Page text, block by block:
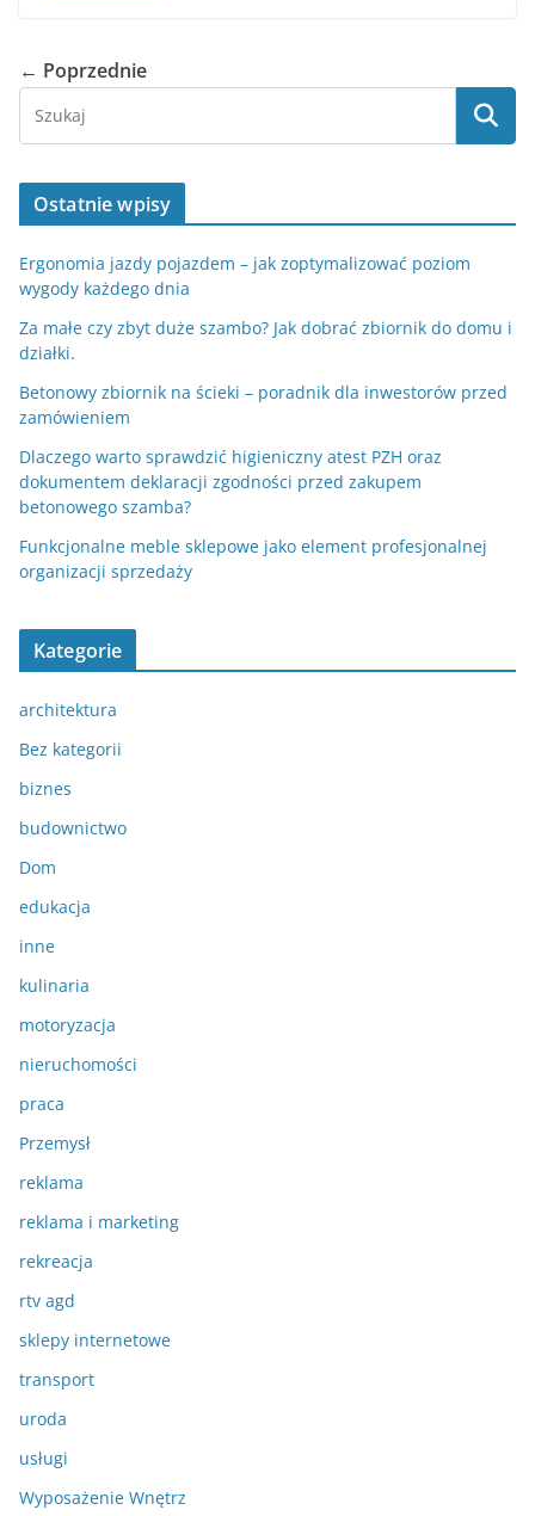
← Poprzednie
Ostatnie wpisy
Ergonomia jazdy pojazdem – jak zoptymalizować poziom
wygody każdego dnia
Za małe czy zbyt duże szambo? Jak dobrać zbiornik do domu i
działki.
Betonowy zbiornik na ścieki – poradnik dla inwestorów przed
zamówieniem
Dlaczego warto sprawdzić higieniczny atest PZH oraz
dokumentem deklaracji zgodności przed zakupem
betonowego szamba?
Funkcjonalne meble sklepowe jako element profesjonalnej
organizacji sprzedaży
Kategorie
architektura
Bez kategorii
biznes
budownictwo
Dom
edukacja
inne
kulinaria
motoryzacja
nieruchomości
praca
Przemysł
reklama
reklama i marketing
rekreacja
rtv agd
sklepy internetowe
transport
uroda
usługi
Wyposażenie Wnętrz